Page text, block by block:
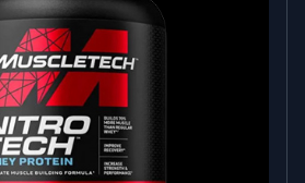
με βιταμίνη Β6, η οποία
μεταβολισμό των
και στο γενικότερο
ΚΑΤΆΛΛΗΛΟ ΤΟ ULTRA WHEY